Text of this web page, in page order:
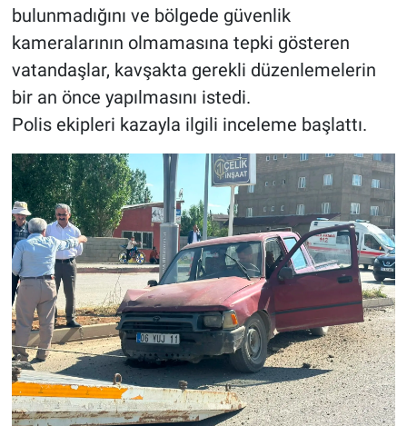
bulunmadığını ve bölgede güvenlik
kameralarının olmamasına tepki gösteren
vatandaşlar, kavşakta gerekli düzenlemelerin
bir an önce yapılmasını istedi.
Polis ekipleri kazayla ilgili inceleme başlattı.